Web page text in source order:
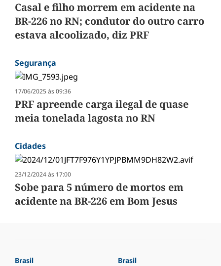
Casal e filho morrem em acidente na
BR-226 no RN; condutor do outro carro
estava alcoolizado, diz PRF
Segurança
17/06/2025 às 09:36
PRF apreende carga ilegal de quase
meia tonelada lagosta no RN
Cidades
23/12/2024 às 17:00
Sobe para 5 número de mortos em
acidente na BR-226 em Bom Jesus
Brasil Brasil